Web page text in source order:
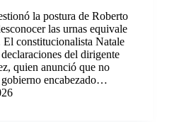
la postura de Roberto
las urnas equivale
constitucionalista Natale
del dirigente
quien anunció que no
encabezado…